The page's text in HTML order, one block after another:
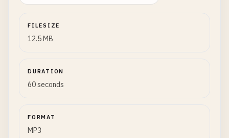
FILESIZE
12.5 MB
DURATION
60 seconds
FORMAT
MP3